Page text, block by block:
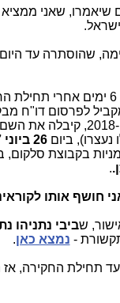
שיאמרו, שאני
שהוסתרה עד
העובדה הראשונה והמרכזית, שהיא מרכז החשיפה
לפרסום דו"ח
נעצרו), ביום26 ביוני 2017
בקבוצת סלקום,
.
חושף אותו
שביבי נתניהו
- נמצא כאן.
עד תחילת החקירה,